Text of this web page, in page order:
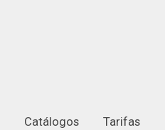
Catálogos Tarifas